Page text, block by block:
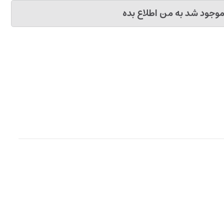
موجود شد به من اطلاع بده